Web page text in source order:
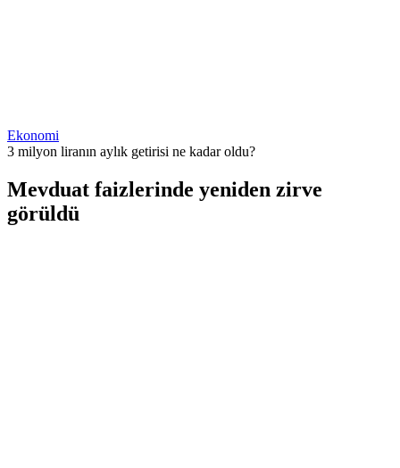
Ekonomi
3 milyon liranın aylık getirisi ne kadar oldu?
Mevduat faizlerinde yeniden zirve
görüldü